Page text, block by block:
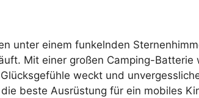
unter einem funkelnden
Mit einer großen Camping-Batterie
weckt und
beste Ausrüstung für ein mobiles